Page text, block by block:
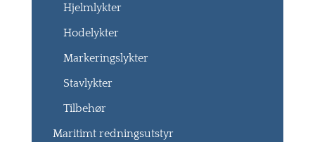
Hjelmlykter
Hodelykter
Markeringslykter
Stavlykter
Tilbehør
Maritimt redningsutstyr